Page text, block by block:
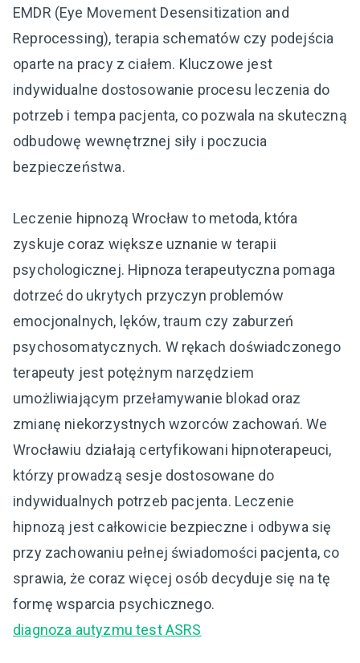
EMDR (Eye Movement Desensitization and
Reprocessing), terapia schematów czy podejścia
oparte na pracy z ciałem. Kluczowe jest
indywidualne dostosowanie procesu leczenia do
potrzeb i tempa pacjenta, co pozwala na skuteczną
odbudowę wewnętrznej siły i poczucia
bezpieczeństwa.
Leczenie hipnozą Wrocław to metoda, która
zyskuje coraz większe uznanie w terapii
psychologicznej. Hipnoza terapeutyczna pomaga
dotrzeć do ukrytych przyczyn problemów
emocjonalnych, lęków, traum czy zaburzeń
psychosomatycznych. W rękach doświadczonego
terapeuty jest potężnym narzędziem
umożliwiającym przełamywanie blokad oraz
zmianę niekorzystnych wzorców zachowań. We
Wrocławiu działają certyfikowani hipnoterapeuci,
którzy prowadzą sesje dostosowane do
indywidualnych potrzeb pacjenta. Leczenie
hipnozą jest całkowicie bezpieczne i odbywa się
przy zachowaniu pełnej świadomości pacjenta, co
sprawia, że coraz więcej osób decyduje się na tę
formę wsparcia psychicznego.
diagnoza autyzmu test ASRS